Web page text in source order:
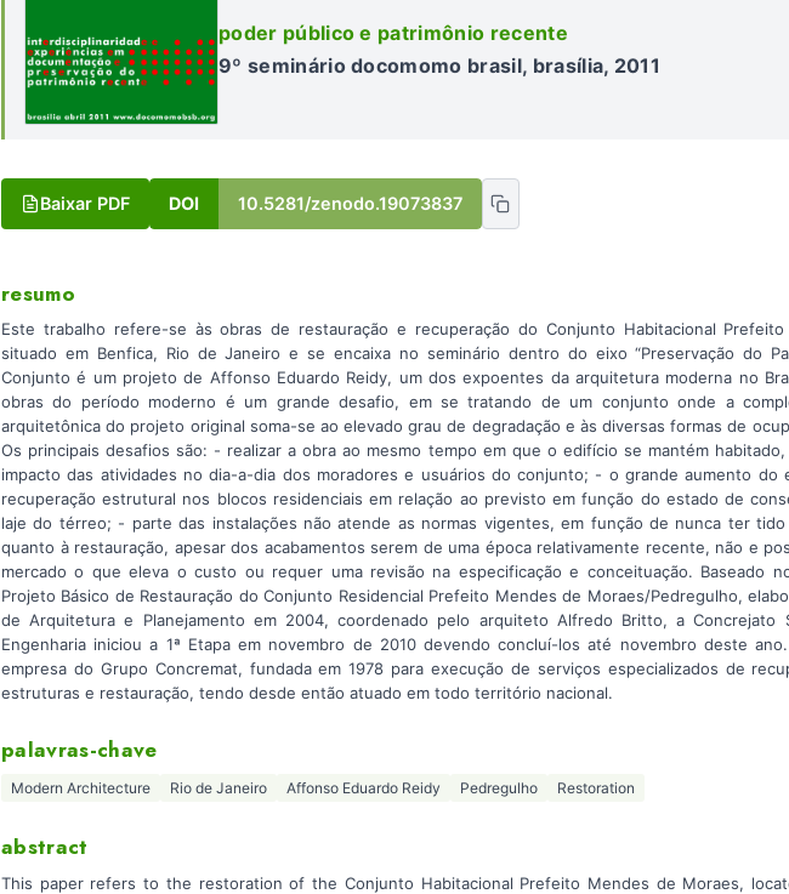
poder público e patrimônio recente
9º seminário docomomo brasil, brasília, 2011
Baixar PDF DOI 10.5281/zenodo.19073837
resumo
Este trabalho refere-se às obras de restauração e recuperação do Conjunto Habitacional
situado em Benfica, Rio de Janeiro e se encaixa no seminário dentro do eixo “Preservação do
Conjunto é um projeto de Affonso Eduardo Reidy, um dos expoentes da arquitetura moderna no
obras do período moderno é um grande desafio, em se tratando de um conjunto onde a
arquitetônica do projeto original soma-se ao elevado grau de degradação e às diversas formas de
Os principais desafios são: - realizar a obra ao mesmo tempo em que o edifício se mantém
impacto das atividades no dia-a-dia dos moradores e usuários do conjunto; - o grande aumento do
recuperação estrutural nos blocos residenciais em relação ao previsto em função do estado de
laje do térreo; - parte das instalações não atende as normas vigentes, em função de nunca ter
quanto à restauração, apesar dos acabamentos serem de uma época relativamente recente, não e
mercado o que eleva o custo ou requer uma revisão na especificação e conceituação. Baseado
Projeto Básico de Restauração do Conjunto Residencial Prefeito Mendes de Moraes/Pedregulho,
de Arquitetura e Planejamento em 2004, coordenado pelo arquiteto Alfredo Britto, a Concrejato
Engenharia iniciou a 1ª Etapa em novembro de 2010 devendo concluí-los até novembro deste
empresa do Grupo Concremat, fundada em 1978 para execução de serviços especializados de
estruturas e restauração, tendo desde então atuado em todo território nacional.
palavras-chave
Modern Architecture Rio de Janeiro Affonso Eduardo Reidy Pedregulho Restoration
abstract
This paper refers to the restoration of the Conjunto Habitacional Prefeito Mendes de Moraes,